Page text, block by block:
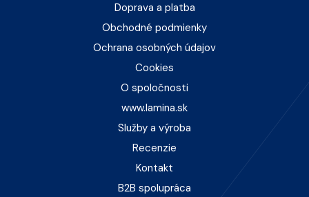
Doprava a platba
Obchodné podmienky
Ochrana osobných údajov
Cookies
O spoločnosti
www.lamina.sk
Služby a výroba
Recenzie
Kontakt
B2B spolupráca